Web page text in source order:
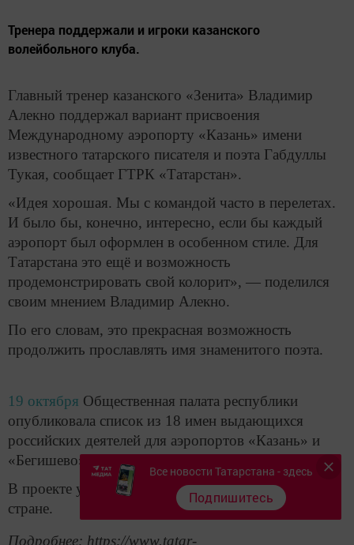
Тренера поддержали и игроки казанского
волейбольного клуба.
Главный тренер казанского «Зенита» Владимир
Алекно поддержал вариант присвоения
Международному аэропорту «Казань» имени
известного татарского писателя и поэта Габдуллы
Тукая, сообщает ГТРК «Татарстан».
«Идея хорошая. Мы с командой часто в перелетах.
И было бы, конечно, интересно, если бы каждый
аэропорт был оформлен в особенном стиле. Для
Татарстана это ещё и возможность
продемонстрировать свой колорит», — поделился
своим мнением Владимир Алекно.
По его словам, это прекрасная возможность
продолжить прославлять имя знаменитого поэта.
19 октября Общественная палата республики
опубликовала список из 18 имен выдающихся
российских деятелей для аэропортов «Казань» и
«Бегишево».
В проекте участвует всего 45 аэропортов по всей
стране.
Подробнее: https://www.tatar-
Все новости Татарстана - здесь
Подпишитесь